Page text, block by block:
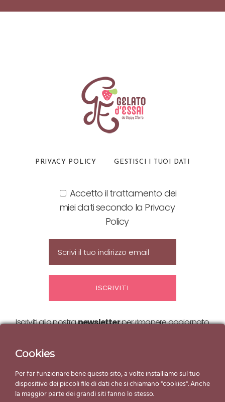
PRIVACY POLICY GESTISCI I TUOI DATI
Accetto il trattamento dei
miei dati secondo la Privacy
Policy
Iscriviti alla nostranewsletterper rimanere aggiornato
Cookies
Per far funzionare bene questo sito, a volte installiamo sul tuo
dispositivo dei piccoli file di dati che si chiamano "cookies". Anche
la maggior parte dei grandi siti fanno lo stesso.